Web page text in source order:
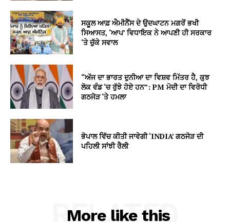
ਸਕੂਲ ਆਫ਼ ਐਮੀਨੈਂਸ ਦੇ ਉਦਘਾਟਨ ਮਗਰੋਂ ਭਖੀ
ਸਿਆਸਤ, ‘ਆਪ’ ਵਿਧਾਇਕ ਨੇ ਆਪਣੀ ਹੀ ਸਰਕਾਰ
‘ਤੇ ਚੁੱਕੇ ਸਵਾਲ
“ਅੱਜ ਦਾ ਭਾਰਤ ਦੁਨੀਆ ਦਾ ਵਿਸ਼ਵ ਮਿੱਤਰ ਹੈ, ਕੁਝ
ਲੋਕ ਵੰਡ ‘ਚ ਰੁੱਝੇ ਹੋਏ ਹਨ”: PM ਮੋਦੀ ਦਾ ਵਿਰੋਧੀ
ਗਠਜੋੜ ‘ਤੇ ਹਮਲਾ
ਭੋਪਾਲ ਵਿੱਚ ਕੀਤੀ ਜਾਵੇਗੀ ‘INDIA’ ਗਠਜੋੜ ਦੀ
ਪਹਿਲੀ ਸਾਂਝੀ ਰੈਲੀ
More like this
RELATED